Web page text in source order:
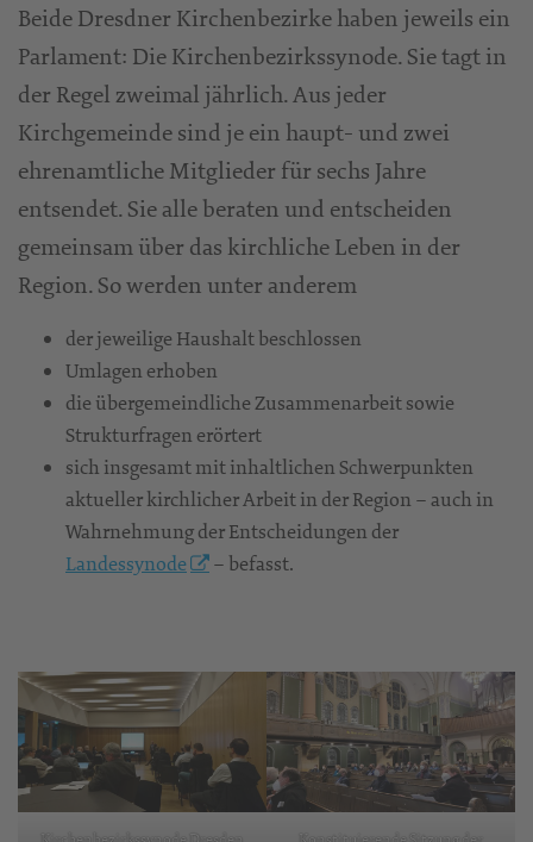
Beide Dresdner Kirchenbezirke haben jeweils ein
Parlament: Die Kirchenbezirkssynode. Sie tagt in
der Regel zweimal jährlich. Aus jeder
Kirchgemeinde sind je ein haupt- und zwei
ehrenamtliche Mitglieder für sechs Jahre
entsendet. Sie alle beraten und entscheiden
gemeinsam über das kirchliche Leben in der
Region. So werden unter anderem
der jeweilige Haushalt beschlossen
Umlagen erhoben
die übergemeindliche Zusammenarbeit sowie
Strukturfragen erörtert
sich insgesamt mit inhaltlichen Schwerpunkten
aktueller kirchlicher Arbeit in der Region – auch in
Wahrnehmung der Entscheidungen der
Landessynode
– befasst.